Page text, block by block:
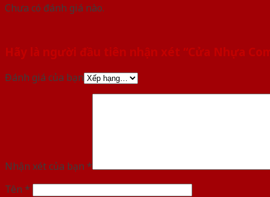
Chưa có đánh giá nào.
Hãy là người đầu tiên nhận xét “Cửa Nhựa
Đánh giá của bạn
Nhận xét của bạn *
Tên *